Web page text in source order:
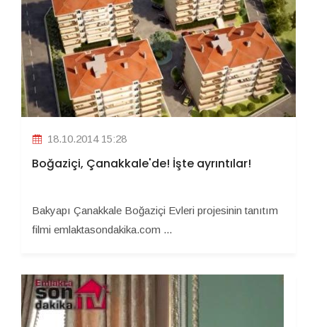
18.10.2014 15:28
Boğaziçi, Çanakkale'de! İşte ayrıntılar!
Bakyapı Çanakkale Boğaziçi Evleri projesinin tanıtım
filmi emlaktasondakika.com ...